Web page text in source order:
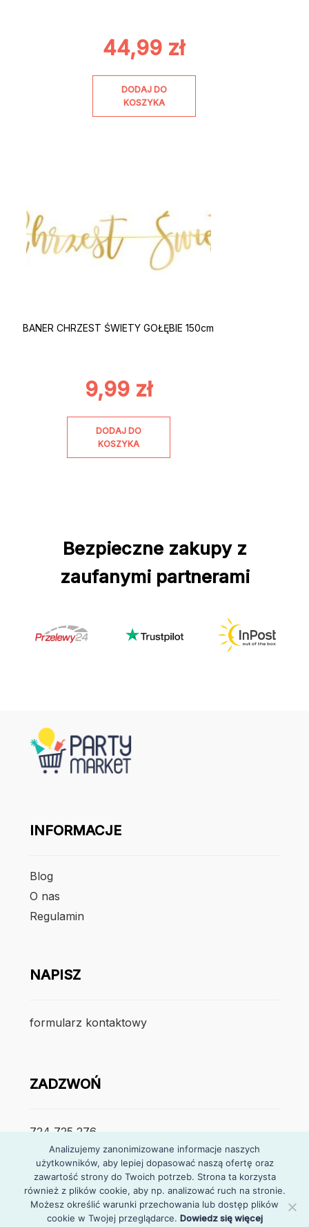
44,99 zł
DODAJ DO
KOSZYKA
BANER CHRZEST ŚWIETY GOŁĘBIE 150cm
9,99 zł
DODAJ DO
KOSZYKA
Bezpieczne zakupy z
zaufanymi partnerami
INFORMACJE
Blog
O nas
Regulamin
NAPISZ
formularz kontaktowy
ZADZWOŃ
724 725 276
poniedzialek – piątek
7:30 – 15:30
Analizujemy zanonimizowane informacje naszych
użytkowników, aby lepiej dopasować naszą ofertę oraz
zawartość strony do Twoich potrzeb. Strona ta korzysta
również z plików cookie, aby np. analizować ruch na stronie.
Możesz określić warunki przechowania lub dostęp plików
cookie w Twojej przeglądarce. Dowiedz się więcej